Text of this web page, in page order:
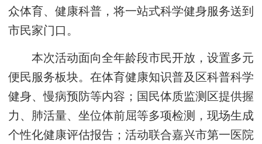
众体育、健康科普，将一站式科学健身服务送到
市民家门口。
本次活动面向全年龄段市民开放，设置多元
便民服务板块。在体育健康知识普及区科普科学
健身、慢病预防等内容；国民体质监测区提供握
力、肺活量、坐位体前屈等多项检测，现场生成
个性化健康评估报告；活动联合嘉兴市第一医院